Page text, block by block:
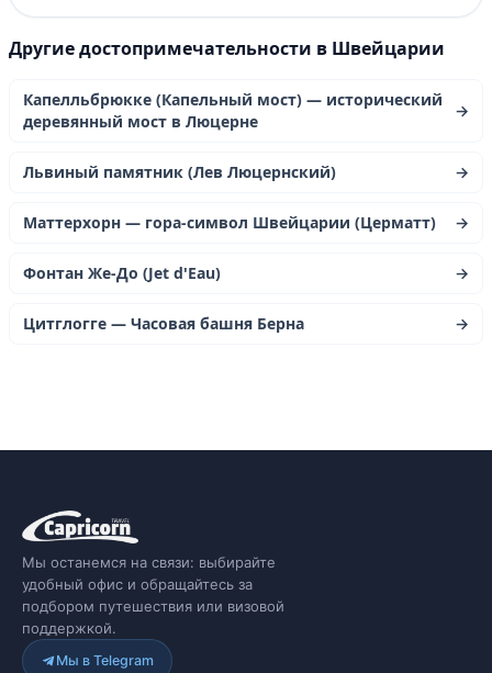
Другие достопримечательности в Швейцарии
Капелльбрюкке (Капельный мост) — исторический
деревянный мост в Люцерне
→
Львиный памятник (Лев Люцернский) →
Маттерхорн — гора-символ Швейцарии (Церматт) →
Фонтан Же-До (Jet d'Eau) →
Цитглогге — Часовая башня Берна →
Мы останемся на связи: выбирайте
удобный офис и обращайтесь за
подбором путешествия или визовой
поддержкой.
Мы в Telegram